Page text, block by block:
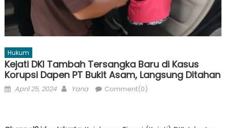
Hukum
Kejati DKI Tambah Tersangka Baru di Kasus
Korupsi Dapen PT Bukit Asam, Langsung Ditahan
Posted
April 25, 2024 Author
Yana Comment(0)